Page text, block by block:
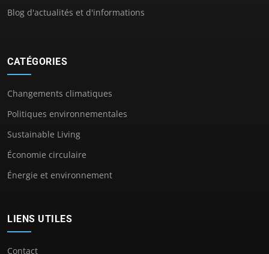
Blog d'actualités et d'informations
CATÉGORIES
Changements climatiques
Politiques environnementales
Sustainable Living
Économie circulaire
Énergie et environnement
LIENS UTILES
Contact